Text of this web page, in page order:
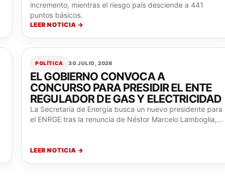
incremento, mientras el riesgo país desciende a 441
puntos básicos.
LEER NOTICIA →
POLÍTICA 30 JULIO, 2026
EL GOBIERNO CONVOCA A
CONCURSO PARA PRESIDIR EL ENTE
REGULADOR DE GAS Y ELECTRICIDAD
La Secretaría de Energía busca un nuevo presidente para
el ENRGE tras la renuncia de Néstor Marcelo Lamboglia,...
LEER NOTICIA →